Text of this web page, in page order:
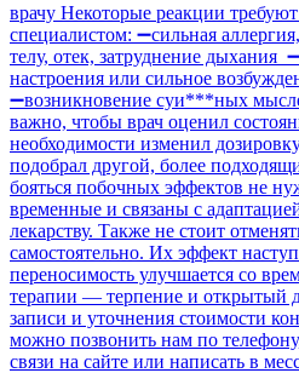
врачу Некоторые реакции
специалистом: ➖сильная
телу, отек, затруднение дыхания
настроения или сильное
➖возникновение суи***ных
важно, чтобы врач оценил
необходимости изменил
подобрал другой, более
бояться побочных эффектов не
временные и связаны с
лекарству. Также не стоит
самостоятельно. Их эффект
переносимость улучшается со
терапии — терпение и открытый
записи и уточнения стоимости
можно позвонить нам по
связи на сайте или написать в